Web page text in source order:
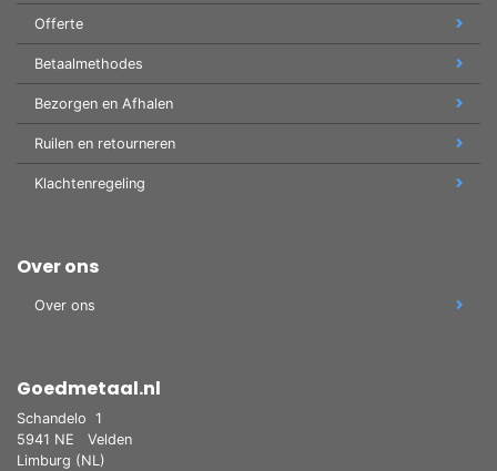
Offerte
Betaalmethodes
Bezorgen en Afhalen
Ruilen en retourneren
Klachtenregeling
Over ons
Over ons
Goedmetaal.nl
Schandelo 1
5941 NE
Velden
Limburg (NL)